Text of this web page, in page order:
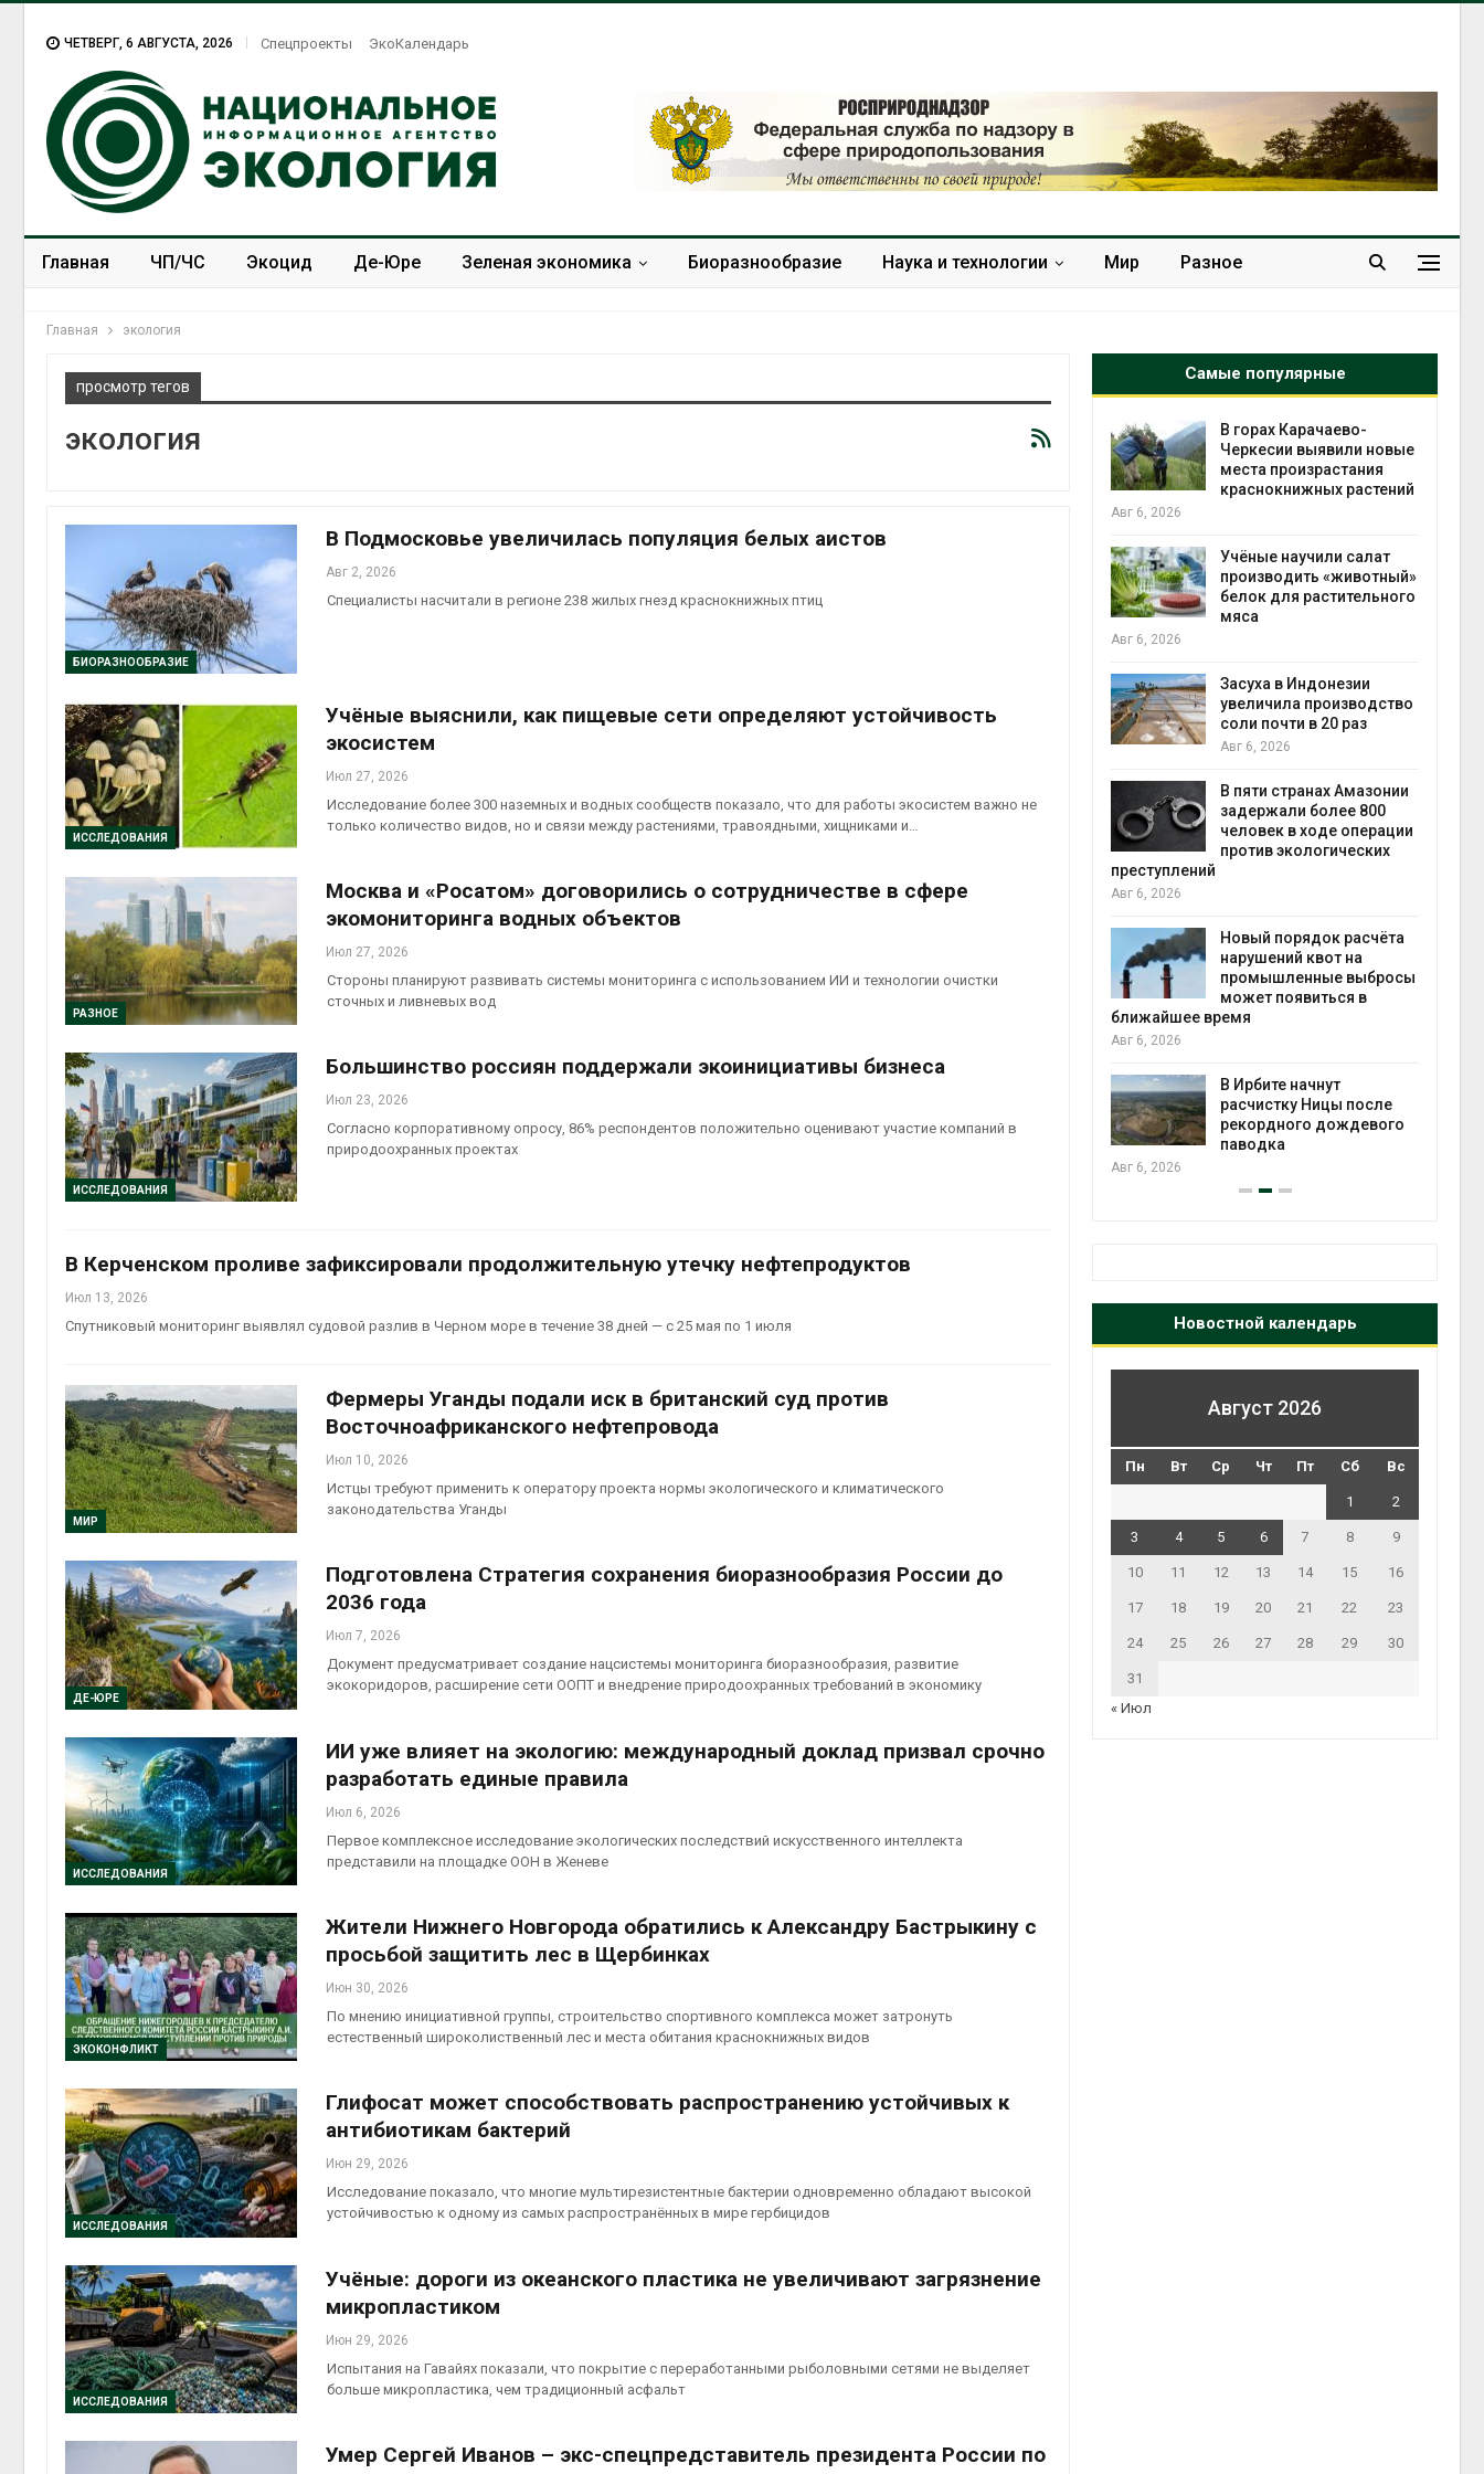
ЧЕТВЕРГ, 6 АВГУСТА, 2026 Спецпроекты ЭкоКалендарь
Главная ЧП/ЧС Экоцид Де-Юре Зеленая экономика Биоразнообразие Наука и технологии Мир Разное
Главная экология
просмотр тегов
экология
БИОРАЗНООБРАЗИЕ
В Подмосковье увеличилась популяция белых аистов
Авг 2, 2026
Специалисты насчитали в регионе 238 жилых гнезд краснокнижных птиц
ИССЛЕДОВАНИЯ
Учёные выяснили, как пищевые сети определяют устойчивость
экосистем
Июл 27, 2026
Исследование более 300 наземных и водных сообществ показало, что для работы экосистем важно не
только количество видов, но и связи между растениями, травоядными, хищниками и…
РАЗНОЕ
Москва и «Росатом» договорились о сотрудничестве в сфере
экомониторинга водных объектов
Июл 27, 2026
Стороны планируют развивать системы мониторинга с использованием ИИ и технологии очистки
сточных и ливневых вод
ИССЛЕДОВАНИЯ
Большинство россиян поддержали экоинициативы бизнеса
Июл 23, 2026
Согласно корпоративному опросу, 86% респондентов положительно оценивают участие компаний в
природоохранных проектах
В Керченском проливе зафиксировали продолжительную утечку нефтепродуктов
Июл 13, 2026
Спутниковый мониторинг выявлял судовой разлив в Черном море в течение 38 дней — с 25 мая по 1 июля
МИР
Фермеры Уганды подали иск в британский суд против
Восточноафриканского нефтепровода
Июл 10, 2026
Истцы требуют применить к оператору проекта нормы экологического и климатического
законодательства Уганды
ДЕ-ЮРЕ
Подготовлена Стратегия сохранения биоразнообразия России до
2036 года
Июл 7, 2026
Документ предусматривает создание нацсистемы мониторинга биоразнообразия, развитие
экокоридоров, расширение сети ООПТ и внедрение природоохранных требований в экономику
ИССЛЕДОВАНИЯ
ИИ уже влияет на экологию: международный доклад призвал срочно
разработать единые правила
Июл 6, 2026
Первое комплексное исследование экологических последствий искусственного интеллекта
представили на площадке ООН в Женеве
ЭКОКОНФЛИКТ
Жители Нижнего Новгорода обратились к Александру Бастрыкину с
просьбой защитить лес в Щербинках
Июн 30, 2026
По мнению инициативной группы, строительство спортивного комплекса может затронуть
естественный широколиственный лес и места обитания краснокнижных видов
ИССЛЕДОВАНИЯ
Глифосат может способствовать распространению устойчивых к
антибиотикам бактерий
Июн 29, 2026
Исследование показало, что многие мультирезистентные бактерии одновременно обладают высокой
устойчивостью к одному из самых распространённых в мире гербицидов
ИССЛЕДОВАНИЯ
Учёные: дороги из океанского пластика не увеличивают загрязнение
микропластиком
Июн 29, 2026
Испытания на Гавайях показали, что покрытие с переработанными рыболовными сетями не выделяет
больше микропластика, чем традиционный асфальт
Умер Сергей Иванов – экс-спецпредставитель президента России по
Самые популярные
Авг 6, 2026
меняет ареалы бабочек
солнечных панелей для
Москвариум отметит 11-
летие трёхдневным
В Кении противников
терроризме
Авг 5, 2026
использовать
Авг 5, 2026
Панамский канал вновь
ограничивает загрузку
установили
экообменники для сбора
Учёные предложили
получать питьевую воду
Авг 6, 2026
площадок запустят в
Европа теряет всё
вредителей и рубок
В горах Карачаево-
Черкесии выявили новые
места произрастания
краснокнижных растений
Авг 6, 2026
Учёные научили салат
производить «животный»
белок для растительного
мяса
Авг 6, 2026
Засуха в Индонезии
увеличила производство
соли почти в 20 раз
Авг 6, 2026
В пяти странах Амазонии
задержали более 800
человек в ходе операции
против экологических
преступлений
Авг 6, 2026
Новый порядок расчёта
нарушений квот на
промышленные выбросы
может появиться в
ближайшее время
Авг 6, 2026
В Ирбите начнут
расчистку Ницы после
рекордного дождевого
паводка
Авг 6, 2026
Новостной календарь
Август 2026
Пн Вт Ср Чт Пт Сб Вс
1 2
3 4 5 6 7 8 9
10 11 12 13 14 15 16
17 18 19 20 21 22 23
24 25 26 27 28 29 30
31
« Июл